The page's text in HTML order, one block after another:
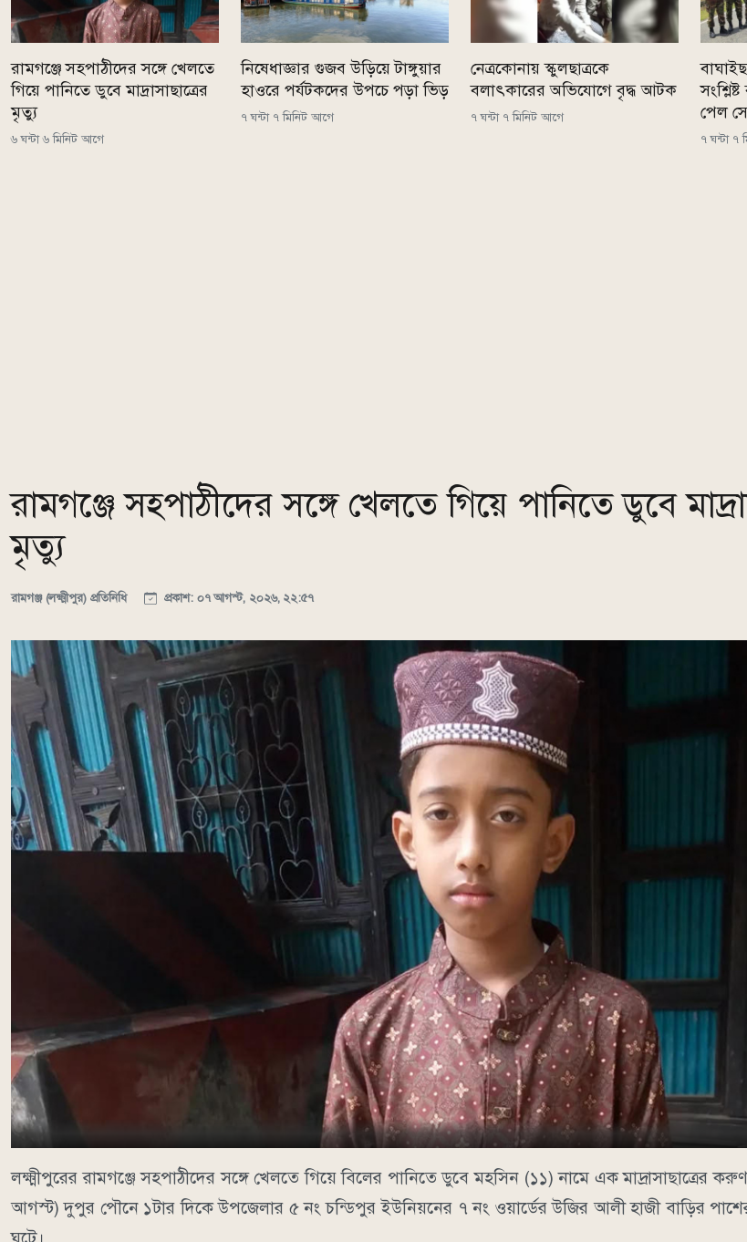
রামগঞ্জে সহপাঠীদের সঙ্গে খেলতে
গিয়ে পানিতে ডুবে মাদ্রাসাছাত্রের
মৃত্যু
৬ ঘন্টা ৬ মিনিট আগে
নিষেধাজ্ঞার গুজব উড়িয়ে টাঙ্গুয়ার
হাওরে পর্যটকদের উপচে পড়া ভিড়
৭ ঘন্টা ৭ মিনিট আগে
নেত্রকোনায় স্কুলছাত্রকে
বলাৎকারের অভিযোগে বৃদ্ধ আটক
৭ ঘন্টা ৭ মিনিট আগে
পেল
৭ ঘন্টা ৭
রামগঞ্জে সহপাঠীদের সঙ্গে খেলতে গিয়ে পানিতে ডুবে
মৃত্যু
রামগঞ্জ (লক্ষ্মীপুর) প্রতিনিধি প্রকাশ: ০৭ আগস্ট, ২০২৬, ২২:৫৭
লক্ষ্মীপুরের রামগঞ্জে সহপাঠীদের সঙ্গে খেলতে গিয়ে বিলের পানিতে ডুবে মহসিন (১১) নামে এক মাদ্রাসাছাত্রের
আগস্ট) দুপুর পৌনে ১টার দিকে উপজেলার ৫ নং চন্ডিপুর ইউনিয়নের ৭ নং ওয়ার্ডের উজির আলী হাজী বাড়ির